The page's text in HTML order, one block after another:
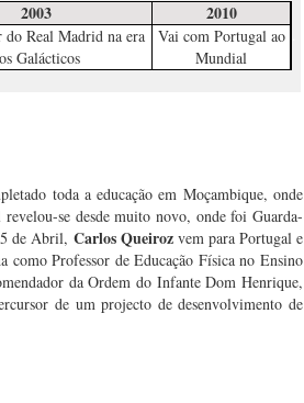
2003 2010
do Real Madrid na era
Galácticos
Vai com Portugal ao
Mundial
toda a educação em Moçambique, onde
se desde muito novo, onde foi Guarda-
de Abril, Carlos Queirozvem para Portugal e
como Professor de Educação Física no Ensino
da Ordem do Infante Dom Henrique,
de um projecto de desenvolvimento de